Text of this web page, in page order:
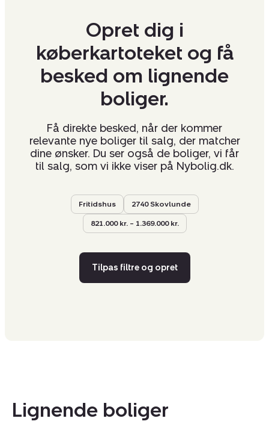
Opret dig i
køberkartoteket og få
besked om lignende
boliger.
Få direkte besked, når der kommer
relevante nye boliger til salg, der matcher
dine ønsker. Du ser også de boliger, vi får
til salg, som vi ikke viser på Nybolig.dk.
Fritidshus 2740 Skovlunde
821.000 kr. – 1.369.000 kr.
Tilpas filtre og opret
Lignende boliger